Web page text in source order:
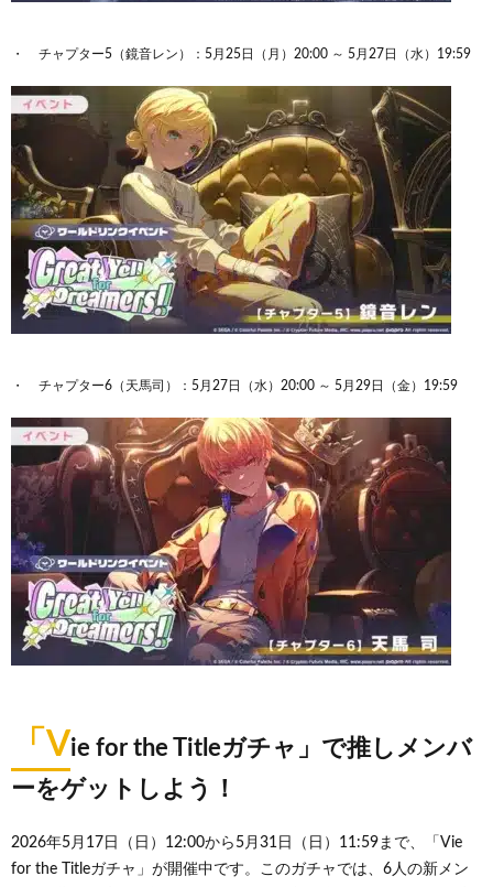
チャプター5（鏡音レン）：5月25日（月）20:00 ～ 5月27日（水）19:59
チャプター6（天馬司）：5月27日（水）20:00 ～ 5月29日（金）19:59
「Vie for the Titleガチャ」で推しメンバ
ーをゲットしよう！
2026年5月17日（日）12:00から5月31日（日）11:59まで、「Vie
for the Titleガチャ」が開催中です。このガチャでは、6人の新メン